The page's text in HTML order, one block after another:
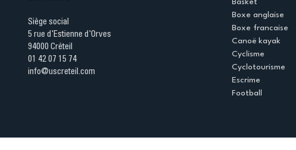
Siège social
5 rue d'Estienne d'Orves
94000 Créteil
01 42 07 15 74
info@uscreteil.com
Basket
Boxe anglaise
Boxe francaise
Canoë kayak
Cyclisme
Cyclotourisme
Escrime
Football